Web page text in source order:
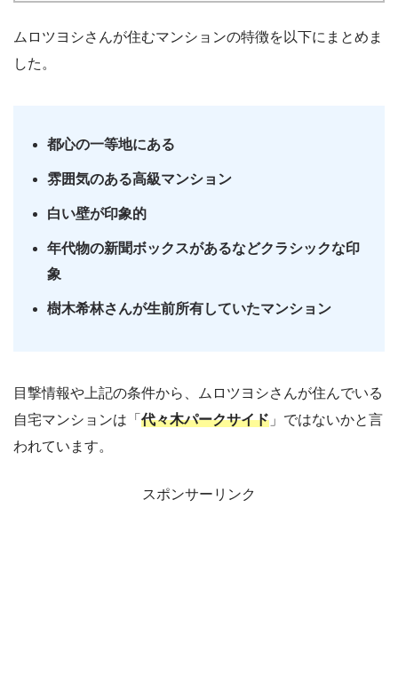
ムロツヨシさんが住むマンションの特徴を以下にまとめま
した。
都心の一等地にある
雰囲気のある高級マンション
白い壁が印象的
年代物の新聞ボックスがあるなどクラシックな印
象
樹木希林さんが生前所有していたマンション
目撃情報や上記の条件から、ムロツヨシさんが住んでいる
自宅マンションは「 代々木パークサイド 」ではないかと言
われています。
スポンサーリンク